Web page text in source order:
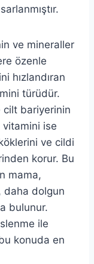
ve mineraller
özenle
hızlandıran
türüdür.
cilt bariyerinin
vitamini ise
ve cildi
korur. Bu
mama,
daha dolgun
bulunur.
ile
konuda en